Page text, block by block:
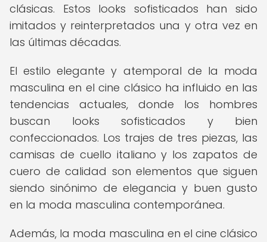
clásicas. Estos looks sofisticados han sido
imitados y reinterpretados una y otra vez en
las últimas décadas.
El estilo elegante y atemporal de la moda
masculina en el cine clásico ha influido en las
tendencias actuales, donde los hombres
buscan looks sofisticados y bien
confeccionados. Los trajes de tres piezas, las
camisas de cuello italiano y los zapatos de
cuero de calidad son elementos que siguen
siendo sinónimo de elegancia y buen gusto
en la moda masculina contemporánea.
Además, la moda masculina en el cine clásico